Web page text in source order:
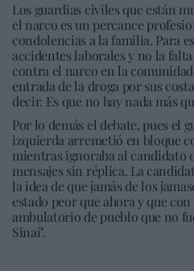
Los guardias civiles que están
el narco es un percance
condolencias a la familia. Para
accidentes laborales y no la
contra el narco en la
entrada de la droga por sus
decir. Es que no hay nada más
Por lo demás el debate, pues el
izquierda arremetió en bloque
mientras ignoraba al candidato
mensajes sin réplica. La
la idea de que jamás de los
estado peor que ahora y que
ambulatorio de pueblo que no
Sinaí".